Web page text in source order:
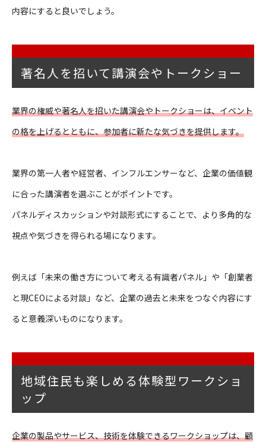
内容にすると良いでしょう。
著名人を招いて講演会やトークショー
業界の権威や著名人を招いた講演会やトークショーは、イベント
の格を上げるとともに、参加者に新たな気づきを提供します。
業界の第一人者や経営者、インフルエンサーなど、企業の価値観
に合った講演者を選ぶことがポイントです。
パネルディスカッションや対談形式にすることで、より多角的な
視点や気づきを得られる場になります。
例えば「未来の働き方について考える有識者パネル」や「創業者
と現CEOによる対談」など、企業の過去と未来をつなぐ内容にす
ると意義深いものになります。
地域住民も楽しめる体験型ワークショ
ップ
企業の製品やサービス、技術を体験できるワークショップは、顧